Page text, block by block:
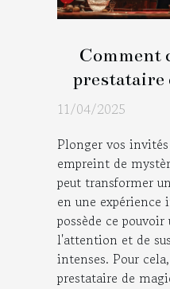
Comment
prestataire
marquer
11/04/2025
Plonger vos
empreint de
peut transformer
en une expérience
possède ce
l'attention et de
intenses. Pour
prestataire de